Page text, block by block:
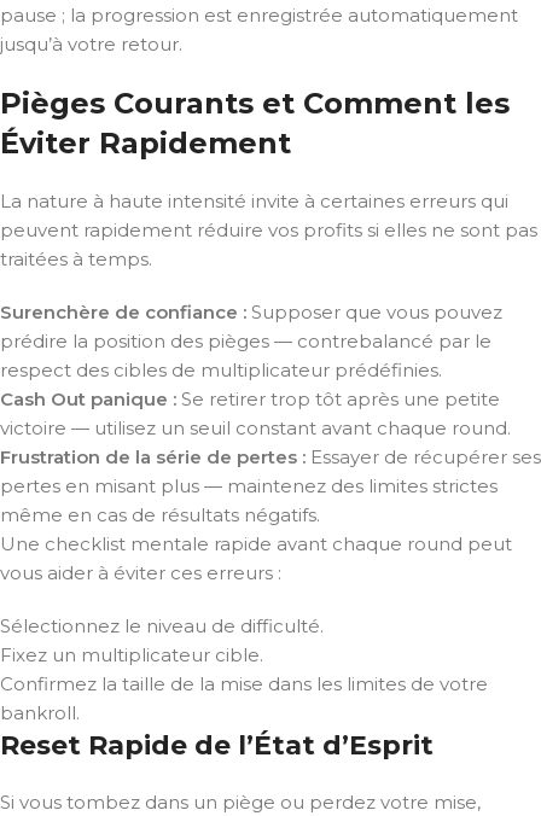
pause ; la progression est enregistrée automatiquement
jusqu’à votre retour.
Pièges Courants et Comment les
Éviter Rapidement
La nature à haute intensité invite à certaines erreurs qui
peuvent rapidement réduire vos profits si elles ne sont pas
traitées à temps.
Surenchère de confiance : Supposer que vous pouvez
prédire la position des pièges — contrebalancé par le
respect des cibles de multiplicateur prédéfinies.
Cash Out panique : Se retirer trop tôt après une petite
victoire — utilisez un seuil constant avant chaque round.
Frustration de la série de pertes : Essayer de récupérer ses
pertes en misant plus — maintenez des limites strictes
même en cas de résultats négatifs.
Une checklist mentale rapide avant chaque round peut
vous aider à éviter ces erreurs :
Sélectionnez le niveau de difficulté.
Fixez un multiplicateur cible.
Confirmez la taille de la mise dans les limites de votre
bankroll.
Reset Rapide de l’État d’Esprit
Si vous tombez dans un piège ou perdez votre mise,